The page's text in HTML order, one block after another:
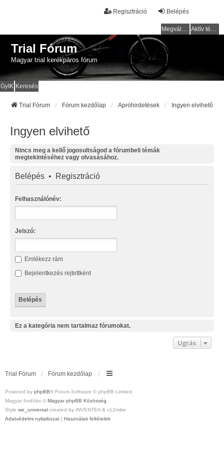
Belépés
Regisztráció
Megválaszolatlan témák Aktív témák
Trial Fórum
Magyar trial kerékpáros fórum
GyIK Keresés
Trial Fórum Fórum kezdőlap Apróhirdetések Ingyen elvihető
Ingyen elvihető
Nincs meg a kellő jogosultságod a fórumbeli témák
megtekintéséhez vagy olvasásához.
Belépés • Regisztráció
Felhasználónév:
Jelszó:
Emlékezz rám
Bejelentkezés rejtettként
Ez a kategória nem tartalmaz fórumokat.
Ugrás
Trial Fórum Fórum kezdőlap
Powered by phpBB® Forum Software © phpBB Limited
Magyar fordítás © Magyar phpBB Közösség
Style we_universal created by INVENTEA & v12mike
Adatvédelmi nyilatkozat | Használati feltételek